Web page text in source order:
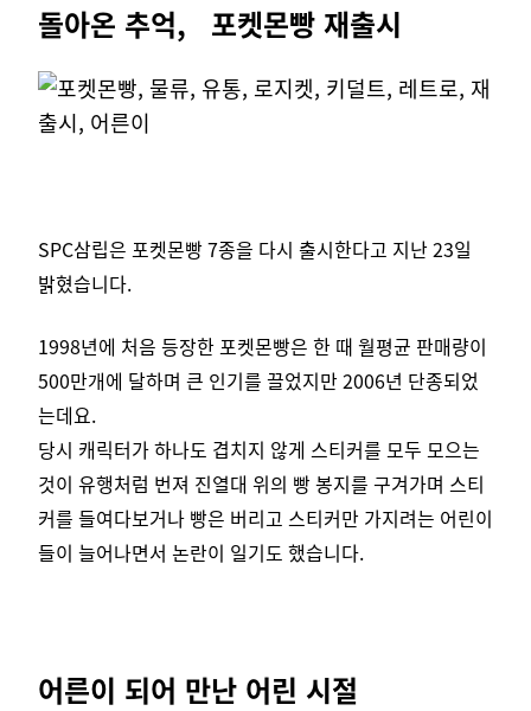
돌아온 추억, 포켓몬빵 재출시
SPC삼립은 포켓몬빵 7종을 다시 출시한다고 지난 23일
밝혔습니다.
1998년에 처음 등장한 포켓몬빵은 한 때 월평균 판매량이
500만개에 달하며 큰 인기를 끌었지만 2006년 단종되었
는데요.
당시 캐릭터가 하나도 겹치지 않게 스티커를 모두 모으는
것이 유행처럼 번져 진열대 위의 빵 봉지를 구겨가며 스티
커를 들여다보거나 빵은 버리고 스티커만 가지려는 어린이
들이 늘어나면서 논란이 일기도 했습니다.
어른이 되어 만난 어린 시절